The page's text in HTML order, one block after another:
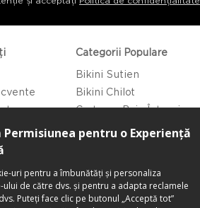
Categorii Populare
Bikini Sutien
Bikini Chilot
Costume Baie Întregi
Caftan/Pareo
Pantaloni de Plajă
Pantaloni Scurti de Plajă